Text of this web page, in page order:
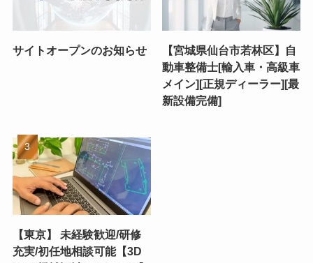
サイトオープンのお知らせ
【宮城県仙台市若林区】自
動車整備士[輸入車・高級車
メイン][正規ディーラー][最
新設備完備]
【東京】 未経験歓迎/研修
充実/初任地相談可能【3D